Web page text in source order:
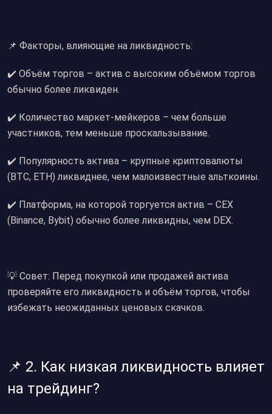
📌 Факторы, влияющие на ликвидность:
✔️ Объём торгов – актив с высоким объёмом торгов
обычно более ликвиден.
✔️ Количество маркет-мейкеров – чем больше
участников, тем меньше проскальзывание.
✔️ Популярность актива – крупные криптовалюты
(BTC, ETH) ликвиднее, чем малоизвестные альткоины.
✔️ Платформа, на которой торгуется актив – CEX
(Binance, Bybit) обычно более ликвидны, чем DEX.
💡 Совет: Перед покупкой или продажей актива
проверяйте его ликвидность и объём торгов, чтобы
избежать неожиданных ценовых скачков.
📌 2. Как низкая ликвидность влияет
на трейдинг?